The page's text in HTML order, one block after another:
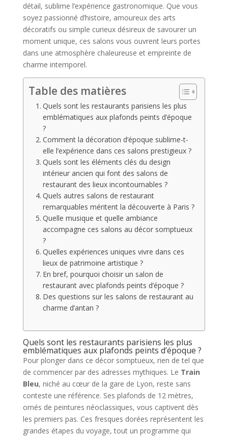
détail, sublime l’expérience gastronomique. Que vous
soyez passionné d’histoire, amoureux des arts
décoratifs ou simple curieux désireux de savourer un
moment unique, ces salons vous ouvrent leurs portes
dans une atmosphère chaleureuse et empreinte de
charme intemporel.
Table des matières
Quels sont les restaurants parisiens les plus
emblématiques aux plafonds peints d’époque
?
Comment la décoration d’époque sublime-t-
elle l’expérience dans ces salons prestigieux ?
Quels sont les éléments clés du design
intérieur ancien qui font des salons de
restaurant des lieux incontournables ?
Quels autres salons de restaurant
remarquables méritent la découverte à Paris ?
Quelle musique et quelle ambiance
accompagne ces salons au décor somptueux
?
Quelles expériences uniques vivre dans ces
lieux de patrimoine artistique ?
En bref, pourquoi choisir un salon de
restaurant avec plafonds peints d’époque ?
Des questions sur les salons de restaurant au
charme d’antan ?
Quels sont les restaurants parisiens les plus
emblématiques aux plafonds peints d’époque ?
Pour plonger dans ce décor somptueux, rien de tel que
de commencer par des adresses mythiques. Le Train
Bleu, niché au cœur de la gare de Lyon, reste sans
conteste une référence. Ses plafonds de 12 mètres,
ornés de peintures néoclassiques, vous captivent dès
les premiers pas. Ces fresques dorées représentent les
grandes étapes du voyage, tout un programme qui